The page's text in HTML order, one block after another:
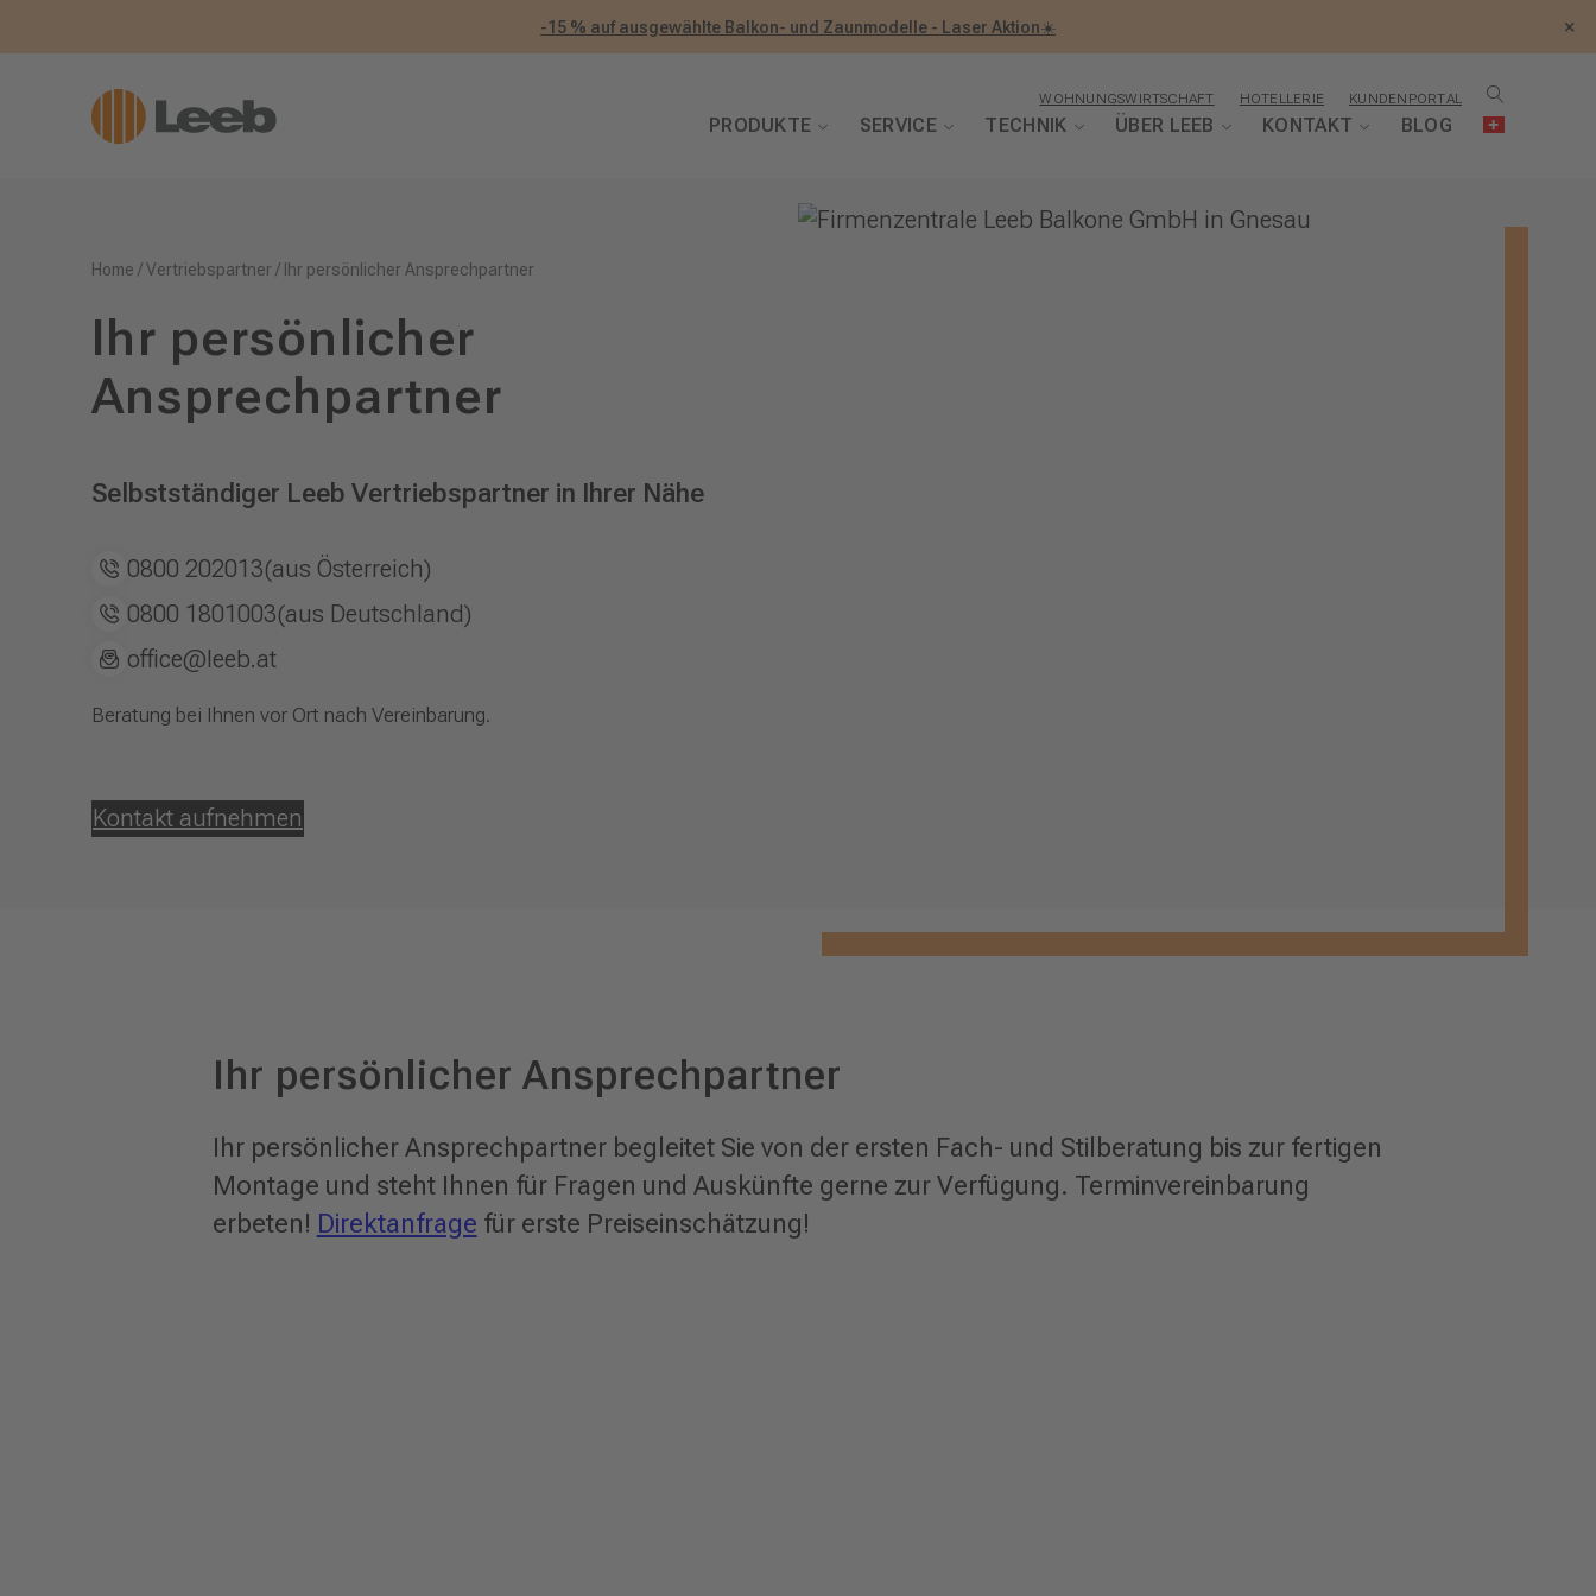
-15 % auf ausgewählte Balkon- und Zaunmodelle - Laser Aktion☀️ ×
WOHNUNGSWIRTSCHAFT HOTELLERIE KUNDENPORTAL
PRODUKTE SERVICE TECHNIK ÜBER LEEB KONTAKT BLOG
Home /Vertriebspartner / Ihr persönlicher Ansprechpartner
Ihr persönlicher
Ansprechpartner
Selbstständiger Leeb Vertriebspartner in Ihrer Nähe
0800 202013(aus Österreich)
0800 1801003(aus Deutschland)
office@leeb.at
Beratung bei Ihnen vor Ort nach Vereinbarung.
Kontakt aufnehmen
Ihr persönlicher Ansprechpartner
Ihr persönlicher Ansprechpartner begleitet Sie von der ersten Fach- und Stilberatung bis zur fertigen
Montage und steht Ihnen für Fragen und Auskünfte gerne zur Verfügung. Terminvereinbarung
erbeten! Direktanfrage für erste Preiseinschätzung!